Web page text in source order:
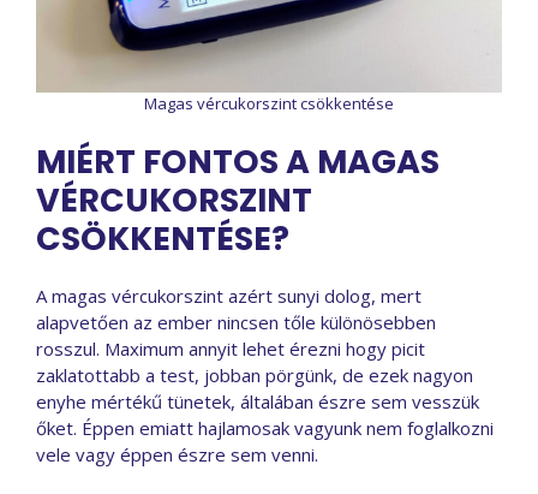
Magas vércukorszint csökkentése
MIÉRT FONTOS A MAGAS
VÉRCUKORSZINT
CSÖKKENTÉSE?
A magas vércukorszint azért sunyi dolog, mert
alapvetően az ember nincsen tőle különösebben
rosszul. Maximum annyit lehet érezni hogy picit
zaklatottabb a test, jobban pörgünk, de ezek nagyon
enyhe mértékű tünetek, általában észre sem vesszük
őket. Éppen emiatt hajlamosak vagyunk nem foglalkozni
vele vagy éppen észre sem venni.